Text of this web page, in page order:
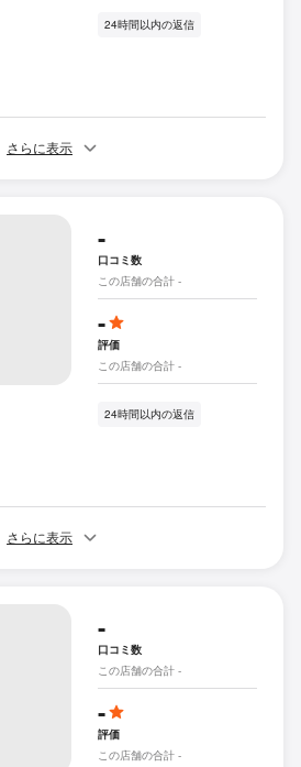
24時間以内の返信
さらに表示
-
口コミ数
この店舗の合計 -
-
評価
この店舗の合計 -
24時間以内の返信
さらに表示
-
口コミ数
この店舗の合計 -
-
評価
この店舗の合計 -